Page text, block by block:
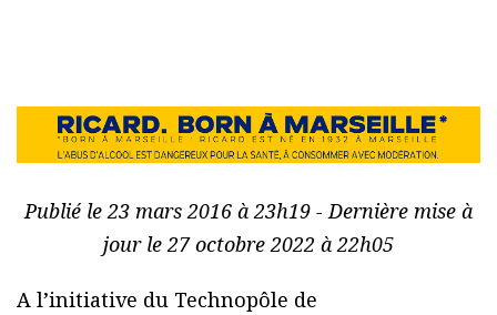
Publié le 23 mars 2016 à 23h19 - Dernière mise à
jour le 27 octobre 2022 à 22h05
A l’initiative du Technopôle de